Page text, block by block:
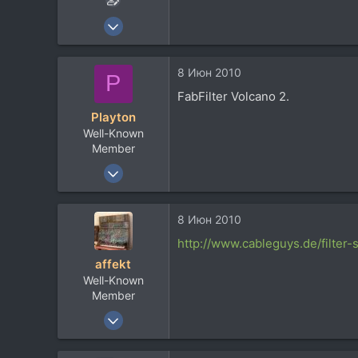
23 Ноя 2005
Мурманская
vkontakte.ru
P
Playton
Well-Known
Member
13 Мар 2008
8 Июн 2010
FabFilter Volcano 2.
affekt
Well-Known
Member
17 Дек 2008
8 Июн 2010
http://www.cableguys.de/filter-